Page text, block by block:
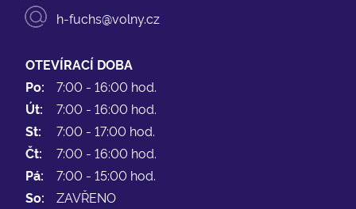
h-fuchs@volny.cz
OTEVÍRACÍ DOBA
Po:
7:00 - 16:00 hod.
Út:
7:00 - 16:00 hod.
St:
7:00 - 17:00 hod.
Čt:
7:00 - 16:00 hod.
Pá:
7:00 - 15:00 hod.
So:
ZAVŘENO